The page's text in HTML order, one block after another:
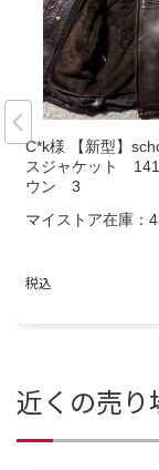
C*k様 【新型】
スジャケット
ウン 3
マイストア在庫：
税込
近くの売り